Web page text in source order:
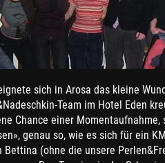
sich in Arosa das kleine
Team im Hotel Eden
Chance einer
genau so, wie es sich für ein
Bettina (ohne die unsere